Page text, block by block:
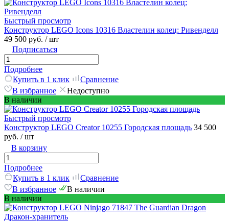
Быстрый просмотр
Конструктор LEGO Icons 10316 Властелин колец: Ривенделл
49 500 руб. / шт
Подписаться
Подробнее
Купить в 1 клик
Сравнение
В избранное
Недоступно
В наличии
Быстрый просмотр
Конструктор LEGO Creator 10255 Городская площадь 34 500
руб. / шт
В корзину
Подробнее
Купить в 1 клик
Сравнение
В избранное
В наличии
В наличии